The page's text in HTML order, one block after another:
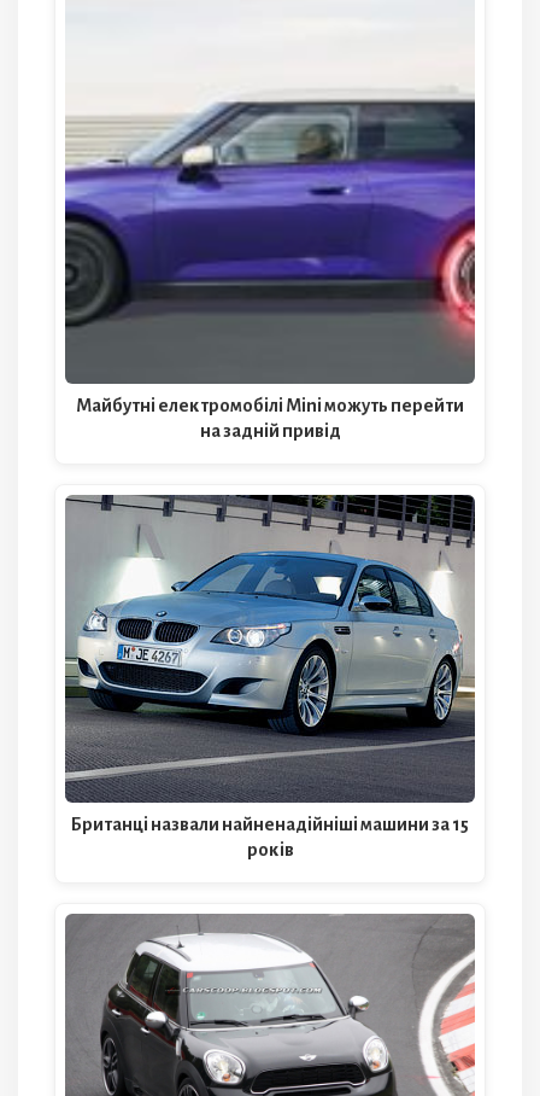
Майбутні електромобілі Mini можуть перейти
на задній привід
Британці назвали найненадійніші машини за 15
років